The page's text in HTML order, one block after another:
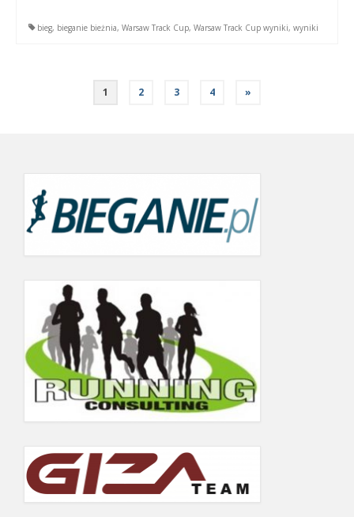
bieg, bieganie bieżnia, Warsaw Track Cup, Warsaw Track Cup wyniki, wyniki
1 2 3 4 »